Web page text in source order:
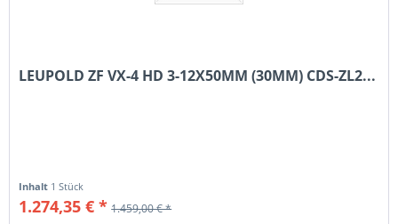
LEUPOLD ZF VX-4 HD 3-12X50MM (30MM) CDS-ZL2...
Inhalt 1 Stück
1.274,35 € * 1.459,00 € *